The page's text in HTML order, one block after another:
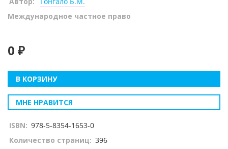
Международное частное право
0 ₽
В КОРЗИНУ
МНЕ НРАВИТСЯ
ISBN: 978-5-8354-1653-0
Количество страниц: 396